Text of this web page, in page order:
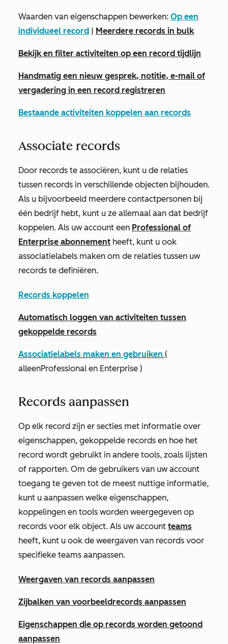
Waarden van eigenschappen bewerken: Op een
individueel record | Meerdere records in bulk
Bekijk en filter activiteiten op een record tijdlijn
Handmatig een nieuw gesprek, notitie, e-mail of
vergadering in een record registreren
Bestaande activiteiten koppelen aan records
Associate records
Door records te associëren, kunt u de relaties
tussen records in verschillende objecten bijhouden.
Als u bijvoorbeeld meerdere contactpersonen bij
één bedrijf hebt, kunt u ze allemaal aan dat bedrijf
koppelen. Als uw account een Professional of
Enterprise abonnement heeft, kunt u ook
associatielabels maken om de relaties tussen uw
records te definiëren.
Records koppelen
Automatisch loggen van activiteiten tussen
gekoppelde records
Associatielabels maken en gebruiken (
alleenProfessional en Enterprise )
Records aanpassen
Op elk record zijn er secties met informatie over
eigenschappen, gekoppelde records en hoe het
record wordt gebruikt in andere tools, zoals lijsten
of rapporten. Om de gebruikers van uw account
toegang te geven tot de meest nuttige informatie,
kunt u aanpassen welke eigenschappen,
koppelingen en tools worden weergegeven op
records voor elk object. Als uw account teams
heeft, kunt u ook de weergaven van records voor
specifieke teams aanpassen.
Weergaven van records aanpassen
Zijbalken van voorbeeldrecords aanpassen
Eigenschappen die op records worden getoond
aanpassen